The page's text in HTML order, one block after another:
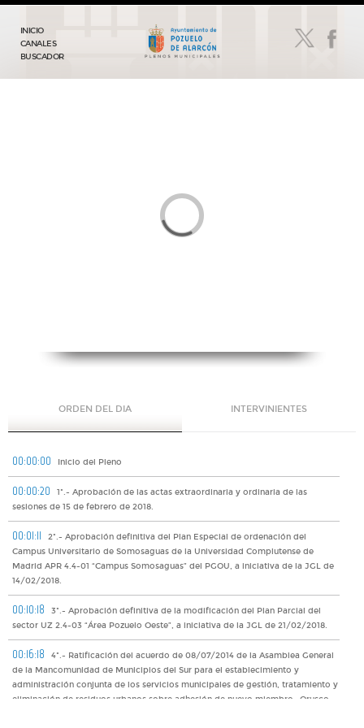
INICIO
CANALES
BUSCADOR
ORDEN DEL DIA INTERVINIENTES
00:00:00 Inicio del Pleno
00:00:20
1º.- Aprobación de las actas extraordinaria y ordinaria de las
sesiones de 15 de febrero de 2018.
00:01:11
2º.- Aprobación definitiva del Plan Especial de ordenación del
Campus Universitario de Somosaguas de la Universidad Complutense de
Madrid APR 4.4-01 “Campus Somosaguas” del PGOU, a iniciativa de la JGL de
14/02/2018.
00:10:18
3º.- Aprobación definitiva de la modificación del Plan Parcial del
sector UZ 2.4-03 “Área Pozuelo Oeste”, a iniciativa de la JGL de 21/02/2018.
00:16:18
4º.- Ratificación del acuerdo de 08/07/2014 de la Asamblea General
de la Mancomunidad de Municipios del Sur para el establecimiento y
administración conjunta de los servicios municipales de gestión, tratamiento y
eliminación de residuos urbanos sobre adhesión de nuevo miembro –Orusco